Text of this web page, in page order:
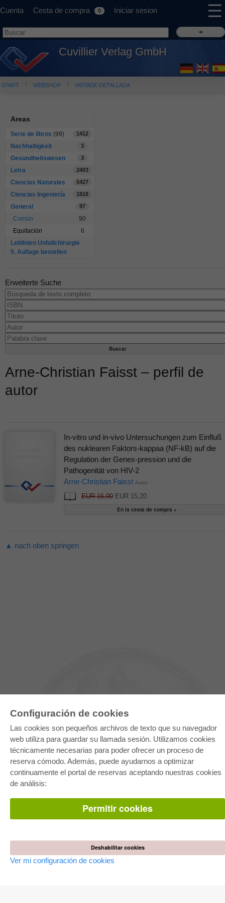
Configuración de cookies
Las cookies son pequeños archivos de texto que su navegador
web utiliza para guardar su llamada sesión. Utilizamos cookies
técnicamente necesarias para poder ofrecer un proceso de
reserva cómodo. Además, puede ayudarnos a optimizar
continuamente el portal de reservas aceptando nuestras cookies
de análisis:
Permitir cookies
Deshabilitar cookies
Ver mi configuración de cookies
Cuenta Cesta de compra 0 Iniciar sesion ☰
Cuvillier Verlag GmbH
START WEBSHOP VISTADE DETALLADA
Areas
Serie de libros (99) 1412
Nachhaltigkeit 3
Gesundheitswesen 3
Letra 2403
Ciencias Naturales 5427
Ciencias Ingeniería 1818
General 97
Común
90
Equitación
6
Leitlinien Unfallchirurgie
5. Auflage bestellen
Erweiterte Suche
Arne-Christian Faisst – perfil de
autor
In-vitro und in-vivo Untersuchungen zum Einfluß
des nuklearen Faktors-kappaa (NF-kB) auf die
Regulation der Genex-pression und die
Pathogenität von HIV-2
Arne-Christian Faisst Autor
EUR 16,00EUR 15,20
▲ nach oben springen
E-COLLECTION
Paquete entero
Paquete de especialidades
Facilitación de E-Books
Preguntas mas frequentes(FAQ)
Condiciones